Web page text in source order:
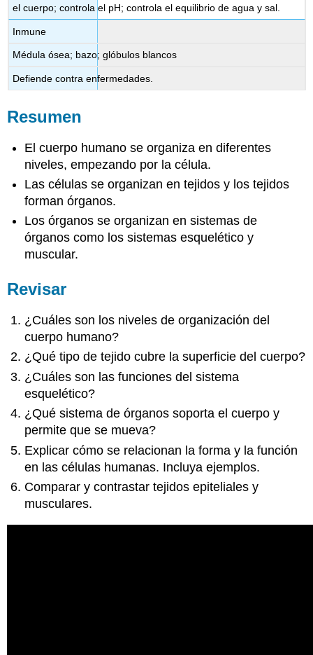
el cuerpo; controla el pH; controla el equilibrio de agua y sal.
Inmune
Médula ósea; bazo; glóbulos blancos
Defiende contra enfermedades.
Resumen
El cuerpo humano se organiza en diferentes
niveles, empezando por la célula.
Las células se organizan en tejidos y los tejidos
forman órganos.
Los órganos se organizan en sistemas de
órganos como los sistemas esquelético y
muscular.
Revisar
¿Cuáles son los niveles de organización del
cuerpo humano?
¿Qué tipo de tejido cubre la superficie del cuerpo?
¿Cuáles son las funciones del sistema
esquelético?
¿Qué sistema de órganos soporta el cuerpo y
permite que se mueva?
Explicar cómo se relacionan la forma y la función
en las células humanas. Incluya ejemplos.
Comparar y contrastar tejidos epiteliales y
musculares.